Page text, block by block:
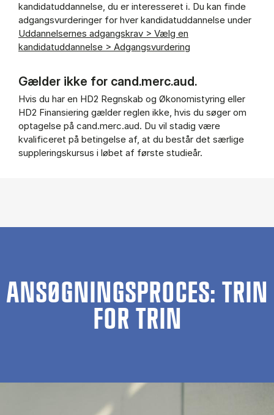
kandidatuddannelse, du er interesseret i. Du kan finde
adgangsvurderinger for hver kandidatuddannelse under
Uddannelsernes adgangskrav > Vælg en
kandidatuddannelse > Adgangsvurdering
Gælder ikke for cand.merc.aud.
Hvis du har en HD2 Regnskab og Økonomistyring eller
HD2 Finansiering gælder reglen ikke, hvis du søger om
optagelse på cand.merc.aud. Du vil stadig være
kvalificeret på betingelse af, at du består det særlige
suppleringskursus i løbet af første studieår.
ANSØGNINGSPROCES: TRIN
FOR TRIN